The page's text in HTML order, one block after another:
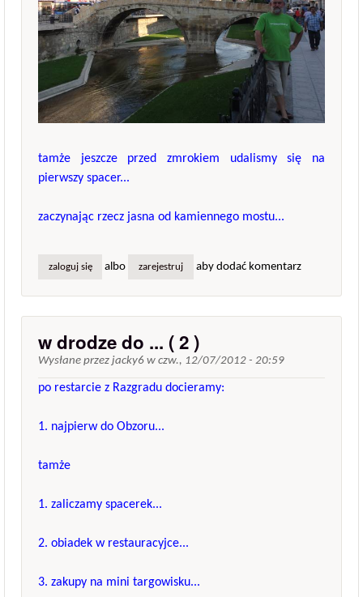
tamże jeszcze przed zmrokiem udalismy się na
pierwszy spacer...
zaczynając rzecz jasna od kamiennego mostu...
zaloguj się albo zarejestruj aby dodać komentarz
w drodze do ... ( 2 )
Wysłane przez jacky6 w czw., 12/07/2012 - 20:59
po restarcie z Razgradu docieramy:
1. najpierw do Obzoru...
tamże
1. zaliczamy spacerek...
2. obiadek w restauracyjce...
3. zakupy na mini targowisku...